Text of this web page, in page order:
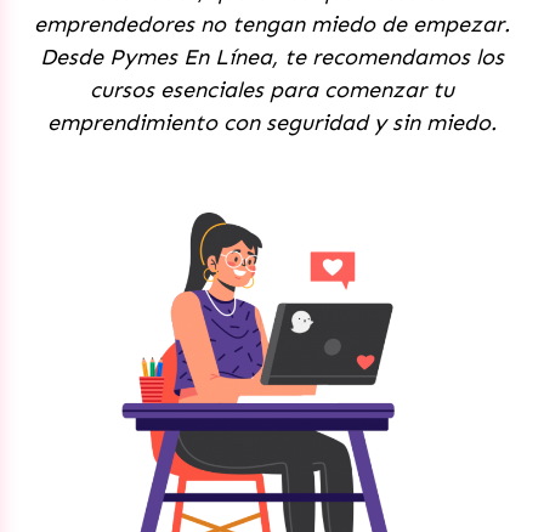
emprendedores no tengan miedo de empezar.
Desde Pymes En Línea, te recomendamos los
cursos esenciales para comenzar tu
emprendimiento con seguridad y sin miedo.